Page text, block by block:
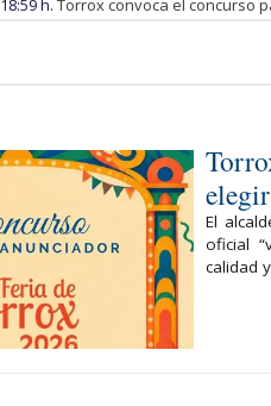
18:59 h. Torrox convoca el concurso
El
oficial
calidad